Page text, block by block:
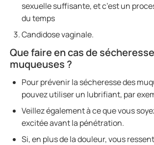
sexuelle suffisante, et c’est un
du temps
Candidose vaginale.
Que faire en cas de
muqueuses ?
Pour prévenir la sécheresse des
pouvez utiliser un lubrifiant, par
Veillez également à ce que vous
excitée avant la pénétration.
Si, en plus de la douleur, vous